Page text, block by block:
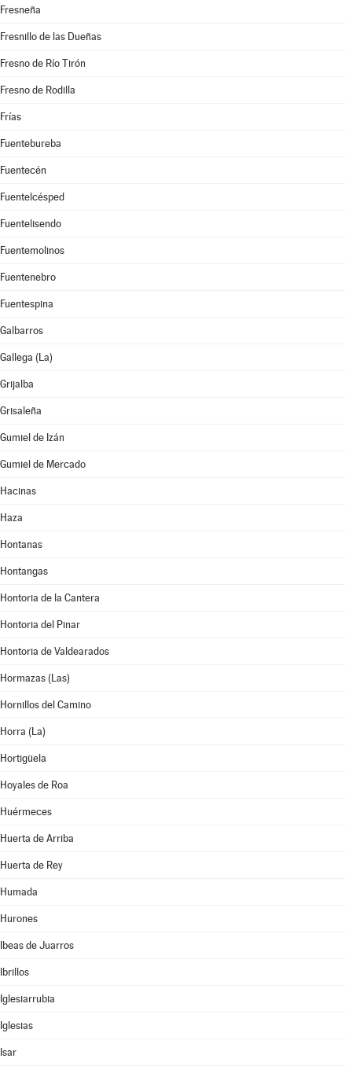
Fresneña
Fresnillo de las Dueñas
Fresno de Río Tirón
Fresno de Rodilla
Frías
Fuentebureba
Fuentecén
Fuentelcésped
Fuentelisendo
Fuentemolinos
Fuentenebro
Fuentespina
Galbarros
Gallega (La)
Grijalba
Grisaleña
Gumiel de Izán
Gumiel de Mercado
Hacinas
Haza
Hontanas
Hontangas
Hontoria de la Cantera
Hontoria del Pinar
Hontoria de Valdearados
Hormazas (Las)
Hornillos del Camino
Horra (La)
Hortigüela
Hoyales de Roa
Huérmeces
Huerta de Arriba
Huerta de Rey
Humada
Hurones
Ibeas de Juarros
Ibrillos
Iglesiarrubia
Iglesias
Isar